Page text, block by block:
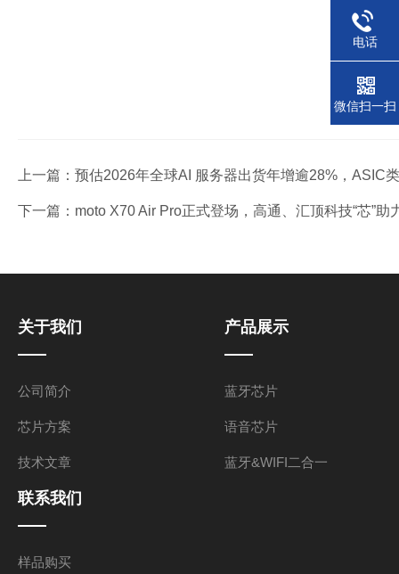
上一篇： 预估2026年全球AI 服务器出货年增逾28%，ASIC
下一篇： moto X70 Air Pro正式登场，高通、汇顶科技“芯”
关于我们
公司简介
芯片方案
技术文章
产品展示
蓝牙芯片
语音芯片
蓝牙&WIFI二合一
联系我们
样品购买
电话
微信扫一扫